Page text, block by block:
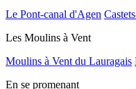
Le Pont-canal d'Agen
Les Moulins à Vent
Moulins à Vent du Lauragais
En se promenant